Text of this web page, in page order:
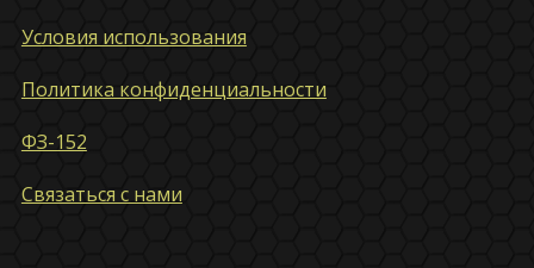
Условия использования
Политика конфиденциальности
ФЗ-152
Связаться с нами